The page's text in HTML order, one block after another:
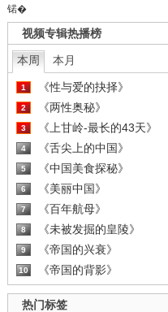
锘�
视频专辑热播榜
本周 本月
1 《性与爱的抉择》
2 《两性奥秘》
3 《上甘岭-最长的43天》
4 《舌尖上的中国》
5 《中国美食探秘》
6 《美丽中国》
7 《百年航母》
8 《未被发掘的皇陵》
9 《帝国的兴衰》
10 《帝国的背影》
热门标签